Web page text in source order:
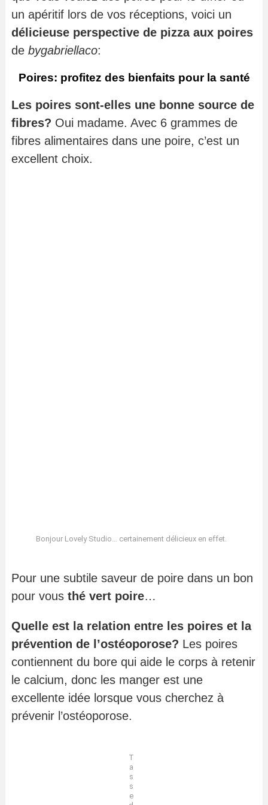
un apéritif lors de vos réceptions, voici un
délicieuse perspective de pizza aux poires
de bygabriellaco:
Poires: profitez des bienfaits pour la santé
Les poires sont-elles une bonne source de
fibres? Oui madame. Avec 6 grammes de
fibres alimentaires dans une poire, c’est un
excellent choix.
Bonjour Lovely Studio… certainement délicieux en effet.
Pour une subtile saveur de poire dans un bon
pour vous thé vert poire…
Quelle est la relation entre les poires et la
prévention de l’ostéoporose? Les poires
contiennent du bore qui aide le corps à retenir
le calcium, donc les manger est une
excellente idée lorsque vous cherchez à
prévenir l’ostéoporose.
T
a
s
s
e